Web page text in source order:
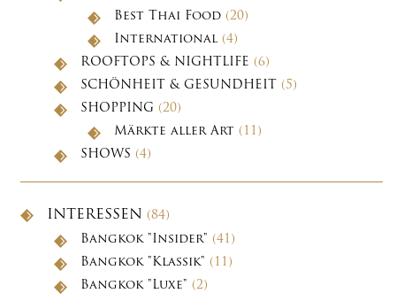
Best Thai Food (20)
International (4)
ROOFTOPS & NIGHTLIFE (6)
SCHÖNHEIT & GESUNDHEIT (5)
SHOPPING (20)
Märkte aller Art (11)
SHOWS (4)
INTERESSEN (84)
Bangkok "Insider" (41)
Bangkok "Klassik" (11)
Bangkok "Luxe" (2)